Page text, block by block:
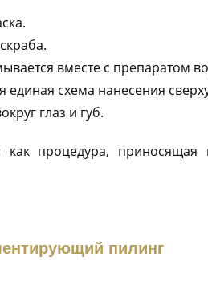
вместе с препаратом
схема нанесения
глаз и губ.
процедура,
пилинг